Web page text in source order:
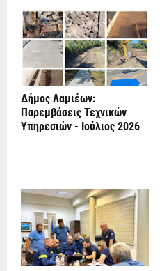
Δήμος Λαμιέων:
Παρεμβάσεις Τεχνικών
Υπηρεσιών - Ιούλιος 2026